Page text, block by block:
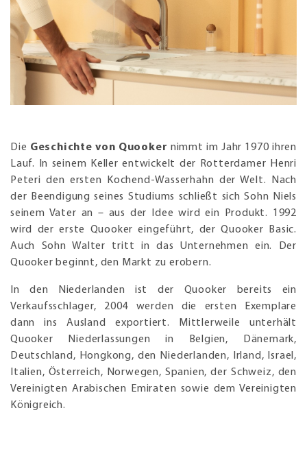
Die Geschichte von Quooker nimmt im Jahr 1970 ihren
Lauf. In seinem Keller entwickelt der Rotterdamer Henri
Peteri den ersten Kochend-Wasserhahn der Welt. Nach
der Beendigung seines Studiums schließt sich Sohn Niels
seinem Vater an – aus der Idee wird ein Produkt. 1992
wird der erste Quooker eingeführt, der Quooker Basic.
Auch Sohn Walter tritt in das Unternehmen ein. Der
Quooker beginnt, den Markt zu erobern.
In den Niederlanden ist der Quooker bereits ein
Verkaufsschlager, 2004 werden die ersten Exemplare
dann ins Ausland exportiert. Mittlerweile unterhält
Quooker Niederlassungen in Belgien, Dänemark,
Deutschland, Hongkong, den Niederlanden, Irland, Israel,
Italien, Österreich, Norwegen, Spanien, der Schweiz, den
Vereinigten Arabischen Emiraten sowie dem Vereinigten
Königreich.